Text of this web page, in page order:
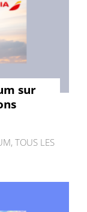
sur
, TOUS LES